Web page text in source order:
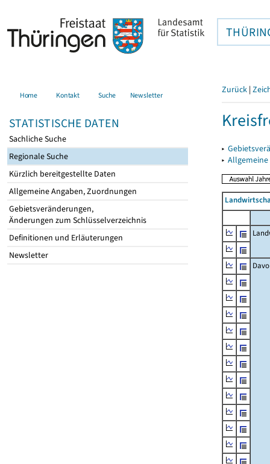
Home Kontakt Suche Newsletter
STATISTISCHE DATEN
Sachliche Suche
Regionale Suche
Kürzlich bereitgestellte Daten
Allgemeine Angaben, Zuordnungen
Gebietsveränderungen,
Änderungen zum Schlüsselverzeichnis
Definitionen und Erläuterungen
Newsletter
Zurück |
▸
▸